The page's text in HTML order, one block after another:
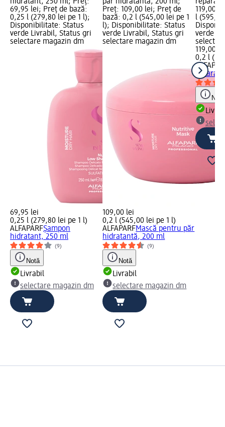
hidratant, 250 ml; Preț:
69,95 lei; Preț de bază:
0,25 l (279,80 lei pe 1 l);
Disponibilitate: Status
verde Livrabil, Status gri
selectare magazin dm
69,95 lei
0,25 l (279,80 lei pe 1 l)
ALFAPARFȘampon
hidratant, 250 ml
(9)
Notă
Livrabil
selectare magazin dm
păr hidratantă, 200 ml;
Preț: 109,00 lei; Preț de
bază: 0,2 l (545,00 lei pe 1
l); Disponibilitate: Status
verde Livrabil, Status gri
selectare magazin dm
109,00 lei
0,2 l (545,00 lei pe 1 l)
ALFAPARFMască pentru păr
hidratantă, 200 ml
(9)
Notă
Livrabil
selectare magazin dm
119,00
l
verde
119,00
0,2 l
Notă